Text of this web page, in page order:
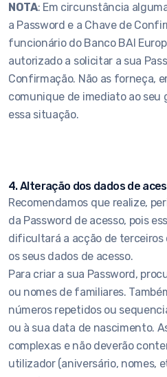
NOTA: Em circunstância
a Password e a Chave de
funcionário do Banco BAI
autorizado a solicitar a sua
Confirmação. Não as forneça,
comunique de imediato ao seu
essa situação.
4. Alteração dos dados de
Recomendamos que realize,
da Password de acesso, pois
dificultará a acção de
os seus dados de acesso.
Para criar a sua Password,
ou nomes de familiares.
números repetidos ou
ou à sua data de nascimento.
complexas e não deverão
utilizador (aniversário, nomes,